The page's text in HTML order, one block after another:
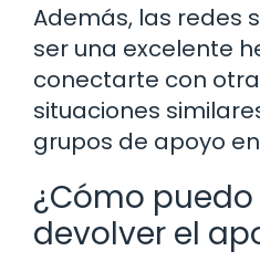
Además, las redes
ser una excelente
conectarte con
situaciones
grupos de apoyo
¿Cómo
devolver el